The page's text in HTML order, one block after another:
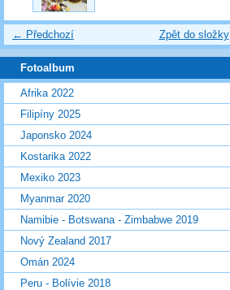
← Předchozí Zpět do složky
Fotoalbum
Afrika 2022
Filipíny 2025
Japonsko 2024
Kostarika 2022
Mexiko 2023
Myanmar 2020
Namibie - Botswana - Zimbabwe 2019
Nový Zealand 2017
Omán 2024
Peru - Bolívie 2018